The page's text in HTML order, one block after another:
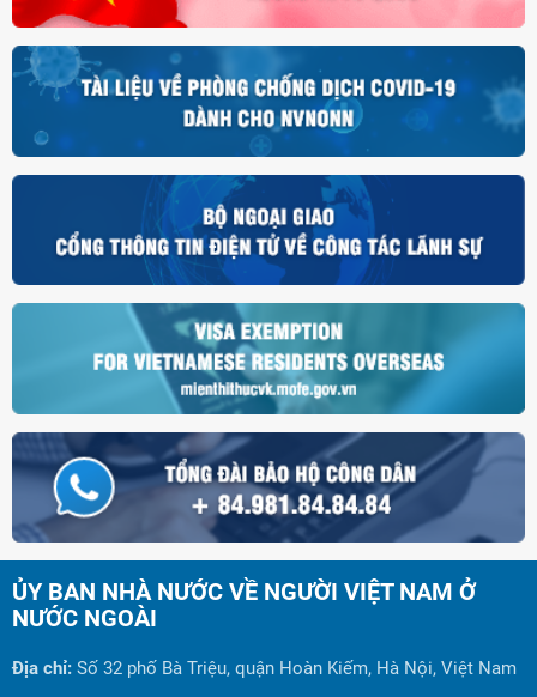
ỦY BAN NHÀ NƯỚC VỀ NGƯỜI VIỆT NAM Ở
NƯỚC NGOÀI
Địa chỉ: Số 32 phố Bà Triệu, quận Hoàn Kiếm, Hà Nội, Việt Nam